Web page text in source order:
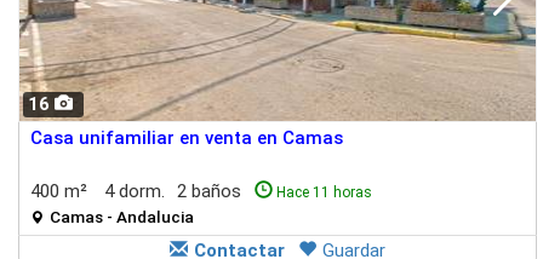
16
Casa unifamiliar en venta en Camas
400 m² 4 dorm. 2 baños Hace 11 horas
Camas - Andalucia
Contactar Guardar